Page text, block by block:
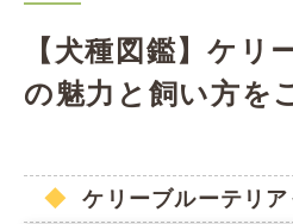
【犬種図鑑】ケリ
の魅力と飼い方を
ケリーブルーテリ